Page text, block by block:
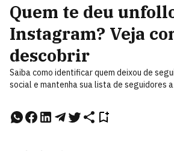
Quem te deu
Instagram? Veja
descobrir
Saiba como identificar quem deixou de
social e mantenha sua lista de seguidores